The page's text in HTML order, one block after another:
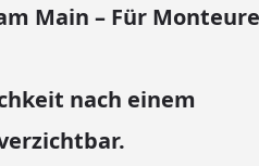
Main – Für Monteure
nach einem